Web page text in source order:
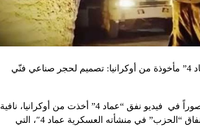
“النهار” تكشف حقيقة صور في فيديو نفق “عماد 4” مأخوذة من أوكرانيا: تصميم لحجر صناعي فنّي
في فيديو
نفق “عماد 4” أخذت من أوكرانيا، نافية
المزاعم المتداولة حول صورة “ملتقطة داخل أنفاق “الحزب” في منشأته العسكرية عماد 4″، التي